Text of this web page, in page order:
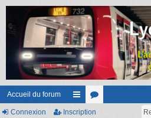
Accueil du forum
ac or
Connexion Inscription